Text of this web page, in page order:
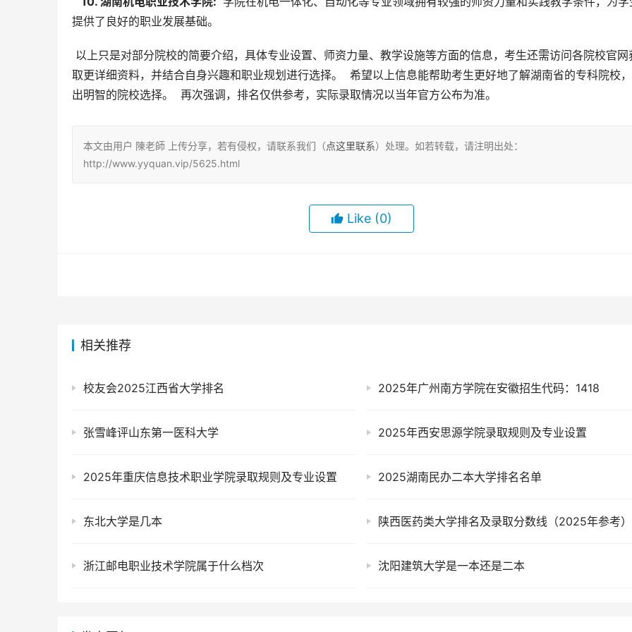
提供了良好的职业发展基础。
取更详细资料，并结合自身兴趣和职业规划进行选择。  希望以上信息能帮助考生更好地了解湖南省的专科院校
出明智的院校选择。  再次强调，排名仅供参考，实际录取情况以当年官方公布为准。
本文由用户 陳老師 上传分享，若有侵权，请联系我们（点这里联系）处理。如若转载，请注明出处：
http://www.yyquan.vip/5625.html
Like (0)
相关推荐
校友会2025江西省大学排名 2025年广州南方学院在安徽招生代码：1418
张雪峰评山东第一医科大学 2025年西安思源学院录取规则及专业设置
2025年重庆信息技术职业学院录取规则及专业设置 2025湖南民办二本大学排名名单
东北大学是几本 陕西医药类大学排名及录取分数线（2025年参考）
浙江邮电职业技术学院属于什么档次 沈阳建筑大学是一本还是二本